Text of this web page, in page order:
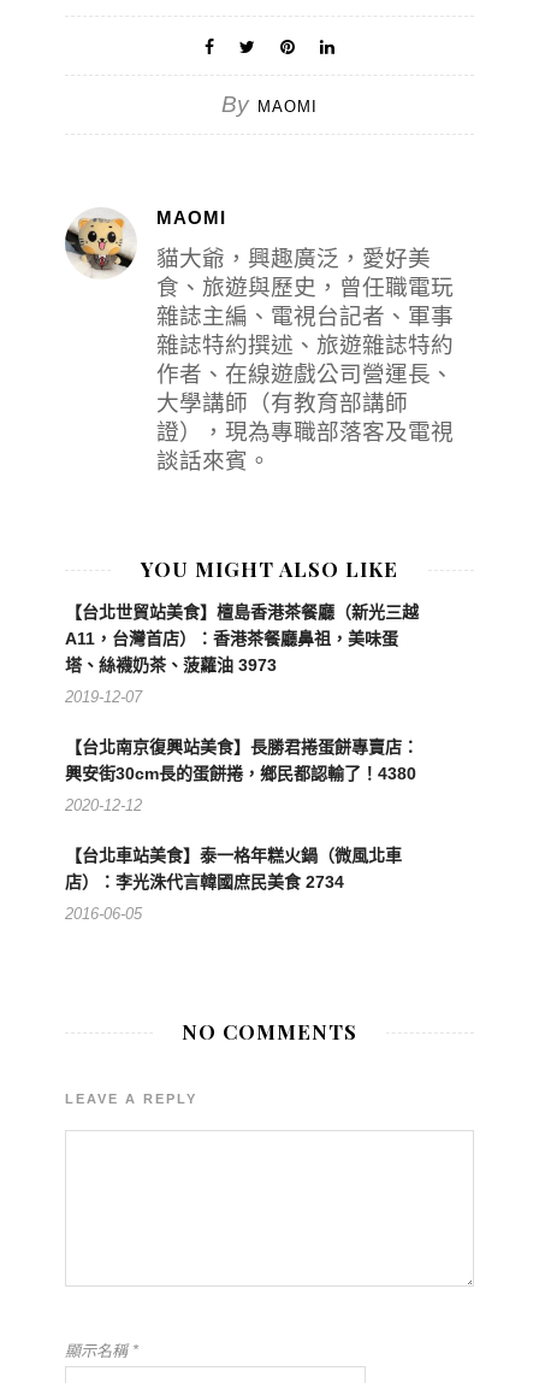
By MAOMI
MAOMI
貓大爺，興趣廣泛，愛好美
食、旅遊與歷史，曾任職電玩
雜誌主編、電視台記者、軍事
雜誌特約撰述、旅遊雜誌特約
作者、在線遊戲公司營運長、
大學講師（有教育部講師
證），現為專職部落客及電視
談話來賓。
YOU MIGHT ALSO LIKE
【台北世貿站美食】檀島香港茶餐廳（新光三越
A11，台灣首店）：香港茶餐廳鼻祖，美味蛋
塔、絲襪奶茶、菠蘿油 3973
2019-12-07
【台北南京復興站美食】長勝君捲蛋餅專賣店：
興安街30cm長的蛋餅捲，鄉民都認輸了！4380
2020-12-12
【台北車站美食】泰一格年糕火鍋（微風北車
店）：李光洙代言韓國庶民美食 2734
2016-06-05
NO COMMENTS
LEAVE A REPLY
顯示名稱 *